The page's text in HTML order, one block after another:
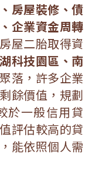
房屋裝修、債
企業資金周轉
屋二胎取得資
科技園區、南
落，許多企業
餘價值，規劃
於一般信用貸
評估較高的貸
能依照個人需